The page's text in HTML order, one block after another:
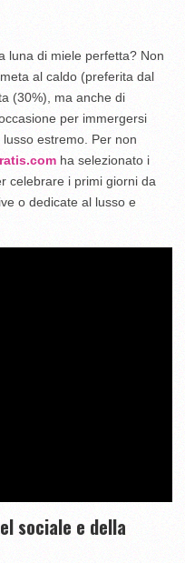
luna di miele perfetta? Non
al caldo (preferita dal
(30%), ma anche di
per immergersi
estremo. Per non
ha selezionato i
celebrare i primi giorni da
o dedicate al lusso e
sociale e della